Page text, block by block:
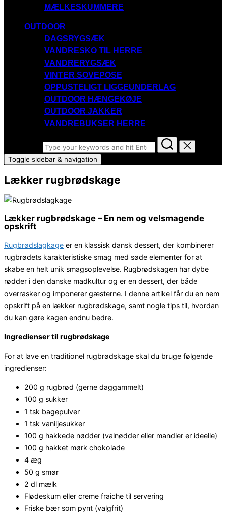
MÆLKESKUMMERE
OUTDOOR
DAGSRYGSÆK
VANDRESKO TIL HERRE
VANDRERYGSÆK
VINTER SOVEPOSE
OPPUSTELIGT LIGGEUNDERLAG
OUTDOOR HÆNGEKØJE
OUTDOOR JAKKER
VANDREBUKSER HERRE
Toggle sidebar & navigation
Lækker rugbrødskage
Lækker rugbrødskage – En nem og velsmagende
opskrift
Rugbrødslagkage er en klassisk dansk dessert, der kombinerer
rugbrødets karakteristiske smag med søde elementer for at
skabe en helt unik smagsoplevelse. Rugbrødskagen har dybe
rødder i den danske madkultur og er en dessert, der både
overrasker og imponerer gæsterne. I denne artikel får du en nem
opskrift på en lækker rugbrødskage, samt nogle tips til, hvordan
du kan gøre kagen endnu bedre.
Ingredienser til rugbrødskage
For at lave en traditionel rugbrødskage skal du bruge følgende
ingredienser:
200 g rugbrød (gerne daggammelt)
100 g sukker
1 tsk bagepulver
1 tsk vaniljesukker
100 g hakkede nødder (valnødder eller mandler er ideelle)
100 g hakket mørk chokolade
4 æg
50 g smør
2 dl mælk
Flødeskum eller creme fraiche til servering
Friske bær som pynt (valgfrit)